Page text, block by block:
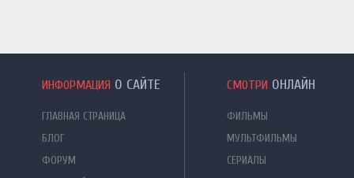
ИНФОРМАЦИЯ О САЙТЕ
ГЛАВНАЯ СТРАНИЦА
БЛОГ
ФОРУМ
СМОТРИ ОНЛАЙН
ФИЛЬМЫ
МУЛЬТФИЛЬМЫ
СЕРИАЛЫ